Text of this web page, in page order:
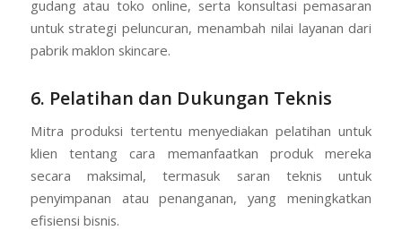
gudang atau toko online, serta konsultasi pemasaran
untuk strategi peluncuran, menambah nilai layanan dari
pabrik maklon skincare.
6. Pelatihan dan Dukungan Teknis
Mitra produksi tertentu menyediakan pelatihan untuk
klien tentang cara memanfaatkan produk mereka
secara maksimal, termasuk saran teknis untuk
penyimpanan atau penanganan, yang meningkatkan
efisiensi bisnis.